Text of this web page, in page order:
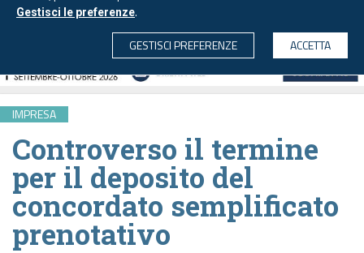
CERCA
IMPRESA
Controverso il termine
per il deposito del
concordato semplificato
prenotativo
Gestisci le preferenze.
GESTISCI PREFERENZE
ACCETTA